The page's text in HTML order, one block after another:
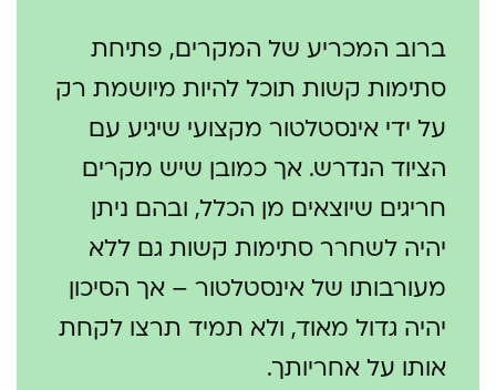
ברוב המכריע של המקרים, פתיחת
סתימות קשות תוכל להיות מיושמת רק
על ידי אינסטלטור מקצועי שיגיע עם
הציוד הנדרש. אך כמובן שיש מקרים
חריגים שיוצאים מן הכלל, ובהם ניתן
יהיה לשחרר סתימות קשות גם ללא
מעורבותו של אינסטלטור – אך הסיכון
יהיה גדול מאוד, ולא תמיד תרצו לקחת
אותו על אחריותך.